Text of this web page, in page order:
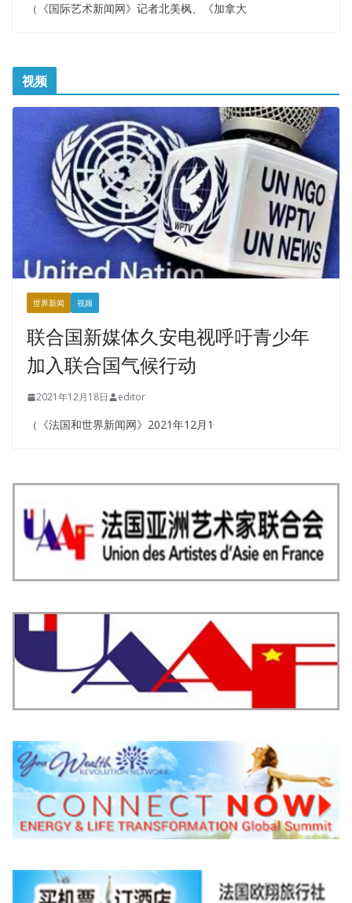
（《国际艺术新闻网》记者北美枫、《加拿大
视频
世界新闻 视频
联合国新媒体久安电视呼吁青少年
加入联合国气候行动
2021年12月18日 editor
（《法国和世界新闻网》2021年12月1